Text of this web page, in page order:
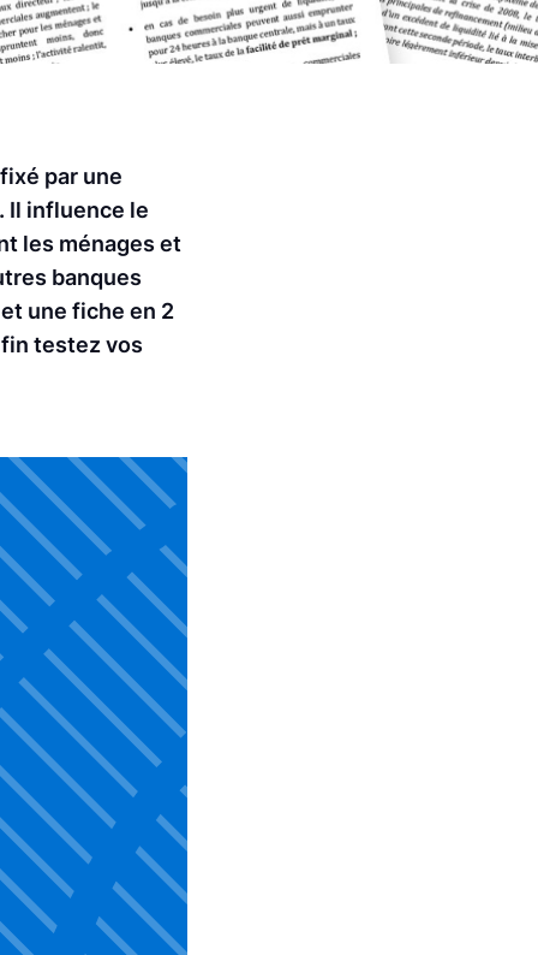
par une
Il influence le
les ménages et
banques
une fiche en 2
testez vos